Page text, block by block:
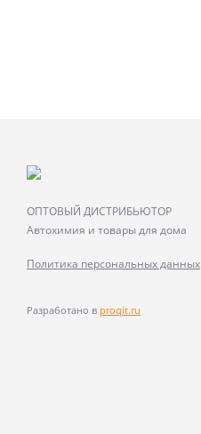
ОПТОВЫЙ ДИСТРИБЬЮТОР
Автохимия и товары для дома
Политика персональных данных
Разработано в proqit.ru